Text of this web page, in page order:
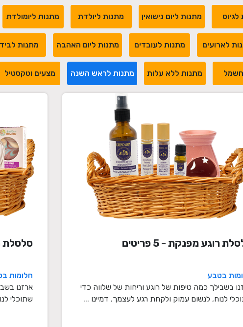
מתנות ליום נישואין מתנות ליולדת מתנות ליומולדת
לארועים מתנות לעובדים מתנות ליום האהבה מתנות
חשמל מתנות ללא עלות מתנות לראש השנה מצעים וטקסטיל
רוגע מפנקת - 5 פריטים
בטבע
בשבילך כמה טיפות של רוגע וריחות של שלווה כדי
לנוח, לנשום עמוק ולקחת רגע לעצמך. דמיינו ...
סלסלת
חלומות
ארזנו
שתוכלי